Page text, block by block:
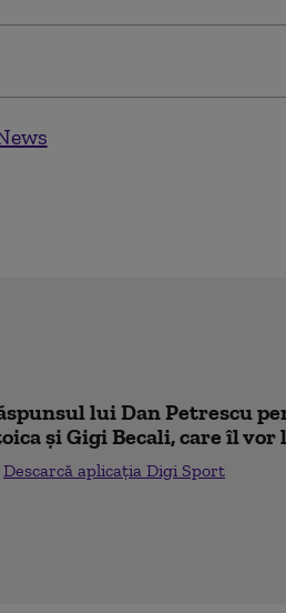
lui Dan Petrescu
și Gigi Becali, care îl vor
Descarcă aplicația Digi Sport